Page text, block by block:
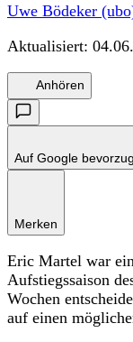
Uwe Bödeker
Aktualisiert:
Anhören
Auf Google
Merken
Eric Martel war
Aufstiegssaison
Wochen
auf einen